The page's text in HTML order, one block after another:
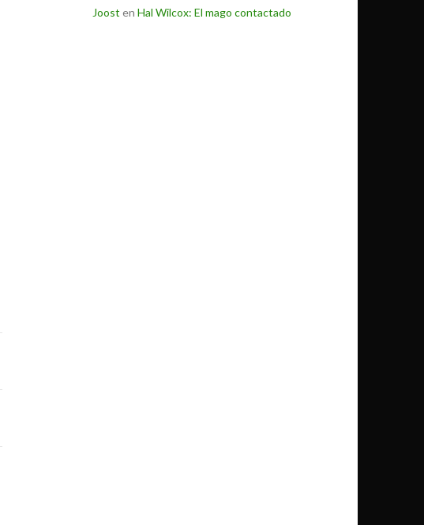
Joost en Hal Wilcox: El mago contactado